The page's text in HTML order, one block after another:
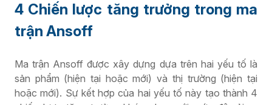
4 Chiến lược tăng trưởng trong ma
trận Ansoff
Ma trận Ansoff được xây dựng dựa trên hai yếu tố là
sản phẩm (hiện tại hoặc mới) và thị trường (hiện tại
hoặc mới). Sự kết hợp của hai yếu tố này tạo thành 4